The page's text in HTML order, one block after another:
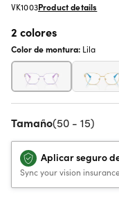
VK1003Product details
2 colores
Color de montura: Lila
Tamaño(50 - 15)
Aplicar seguro
Sync your vision